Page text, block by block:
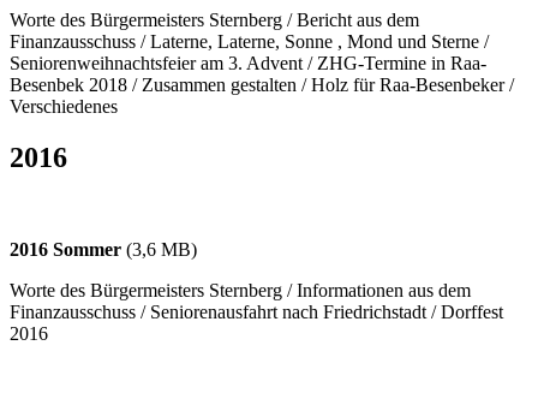
Worte des Bürgermeisters Sternberg / Bericht aus dem
Finanzausschuss / Laterne, Laterne, Sonne , Mond und Sterne /
Seniorenweihnachtsfeier am 3. Advent / ZHG-Termine in Raa-
Besenbek 2018 / Zusammen gestalten / Holz für Raa-Besenbeker /
Verschiedenes
2016
2016 Sommer (3,6 MB)
Worte des Bürgermeisters Sternberg / Informationen aus dem
Finanzausschuss / Seniorenausfahrt nach Friedrichstadt / Dorffest
2016